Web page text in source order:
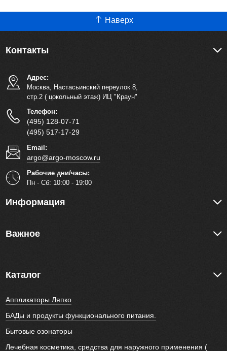
Наверх
Контакты
Адрес:
Москва, Настасьинский переулок 8,
стр.2 ( цокольный этаж) ИЦ "Краун"
Телефон:
(495) 128-07-71
(495) 517-17-29
Email:
argo@argo-moscow.ru
Рабочие дни/часы:
Пн - Cб: 10:00 - 19:00
Информация
Важное
Каталог
Аппликаторы Ляпко
БАДы и продукты функционального питания.
Бытовые озонаторы
Лечебная косметика, средства для наружного применения (